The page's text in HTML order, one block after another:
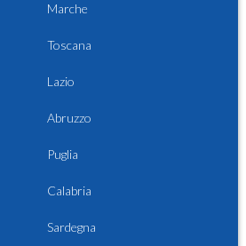
Marche
Toscana
Lazio
Abruzzo
Puglia
Calabria
Sardegna